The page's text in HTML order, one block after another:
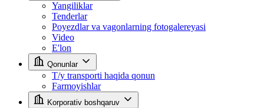
Yangiliklar
Tenderlar
Poyezdlar va vagonlarning fotogalereyasi
Video
E'lon
Qonunlar
T/y transporti haqida qonun
Farmoyishlar
Korporativ boshqaruv